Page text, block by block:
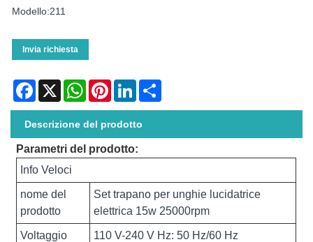
Modello:211
Invia richiesta
Facebook
X WhatsAppPinterestLinkedIn
Descrizione del prodotto
Parametri del prodotto:
Info Veloci
nome del
prodotto
Set trapano per unghie lucidatrice
elettrica 15w 25000rpm
Voltaggio 110 V-240 V Hz: 50 Hz/60 Hz